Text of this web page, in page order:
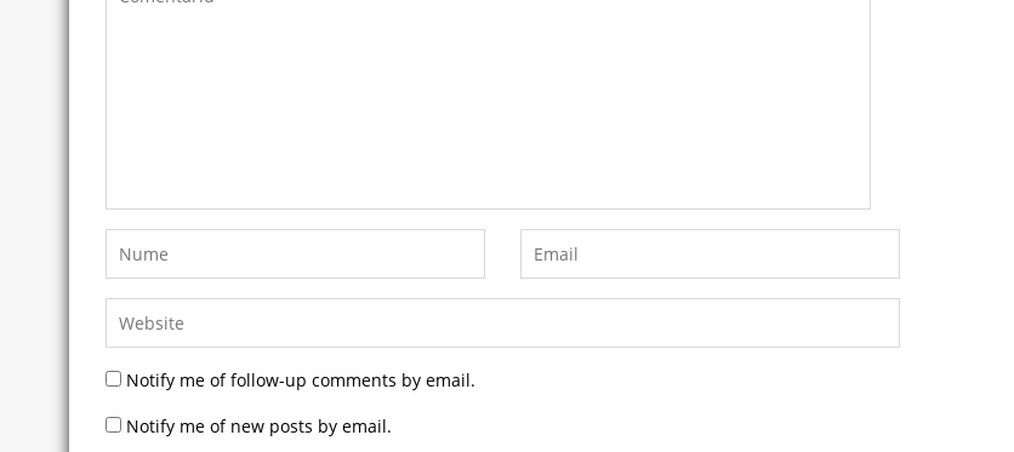
Notify me of follow-up comments by email.
Notify me of new posts by email.